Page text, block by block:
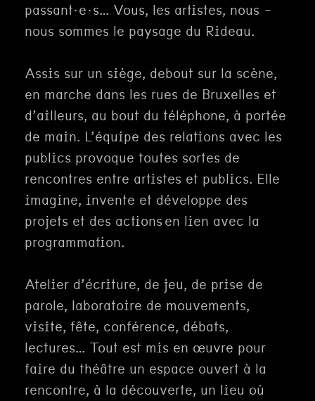
passant·e·s… Vous, les artistes, nous -
nous sommes le paysage du Rideau.
Assis sur un siège, debout sur la scène,
en marche dans les rues de Bruxelles et
d’ailleurs, au bout du téléphone, à portée
de main. L’équipe des relations avec les
publics provoque toutes sortes de
rencontres entre artistes et publics. Elle
imagine, invente et développe des
projets et des actions en lien avec la
programmation.
Atelier d’écriture, de jeu, de prise de
parole, laboratoire de mouvements,
visite, fête, conférence, débats,
lectures… Tout est mis en œuvre pour
faire du théâtre un espace ouvert à la
rencontre, à la découverte, un lieu où